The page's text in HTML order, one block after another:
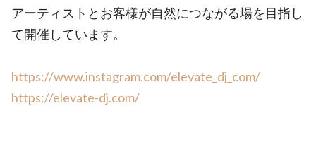
アーティストとお客様が自然につながる場を目指し
て開催しています。
https://www.instagram.com/elevate_dj_com/
https://elevate-dj.com/